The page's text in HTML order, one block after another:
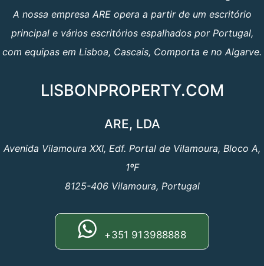
A nossa empresa ARE opera a partir de um escritório
principal e vários escritórios espalhados por Portugal,
com equipas em Lisboa, Cascais, Comporta e no Algarve.
LISBONPROPERTY.COM
ARE, LDA
Avenida Vilamoura XXI, Edf. Portal de Vilamoura, Bloco A,
1ºF
8125-406 Vilamoura, Portugal
+351 913988888